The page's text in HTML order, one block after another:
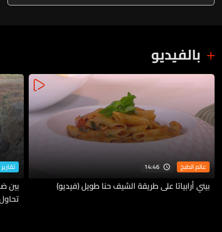
بالفيديو
عالم الطبخ 14:46
بيني أرابياتا على طريقة الشيف حنا طويل (فيديو)
بين